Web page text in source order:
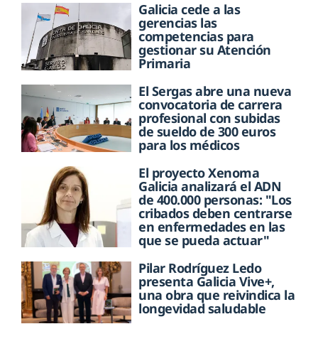
Galicia cede a las
gerencias las
competencias para
gestionar su Atención
Primaria
El Sergas abre una nueva
convocatoria de carrera
profesional con subidas
de sueldo de 300 euros
para los médicos
El proyecto Xenoma
Galicia analizará el ADN
de 400.000 personas: "Los
cribados deben centrarse
en enfermedades en las
que se pueda actuar"
Pilar Rodríguez Ledo
presenta Galicia Vive+,
una obra que reivindica la
longevidad saludable